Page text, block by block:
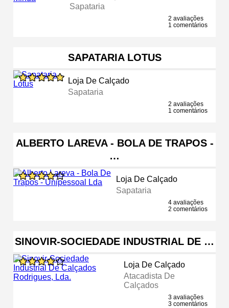
Sapataria
2 avaliações
1 comentários
SAPATARIA LOTUS
Loja De Calçado
Sapataria
2 avaliações
1 comentários
ALBERTO LAREVA - BOLA DE TRAPOS -
…
Loja De Calçado
Sapataria
4 avaliações
2 comentários
SINOVIR-SOCIEDADE INDUSTRIAL DE …
Loja De Calçado
Atacadista De
Calçados
3 avaliações
3 comentários